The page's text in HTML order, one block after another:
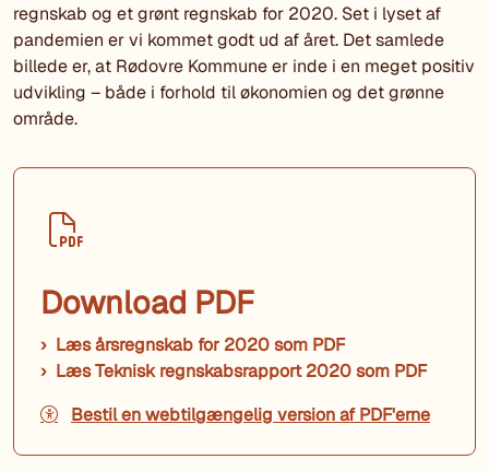
regnskab og et grønt regnskab for 2020. Set i lyset af
pandemien er vi kommet godt ud af året. Det samlede
billede er, at Rødovre Kommune er inde i en meget positiv
udvikling – både i forhold til økonomien og det grønne
område.
Download PDF
Læs årsregnskab for 2020 som PDF
Læs Teknisk regnskabsrapport 2020 som PDF
Bestil en webtilgængelig version af PDF'erne